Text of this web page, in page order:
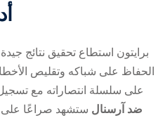
برايتون استطاع تحقيق نتائج
الحفاظ على شباكه وتقليص
على سلسلة انتصاراته مع
ضد آرسنال ستشهد صراعًا